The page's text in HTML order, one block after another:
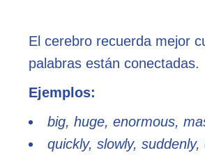
El cerebro recuerda mejor
palabras están conectadas.
Ejemplos:
big, huge, enormous,
quickly, slowly, suddenly,